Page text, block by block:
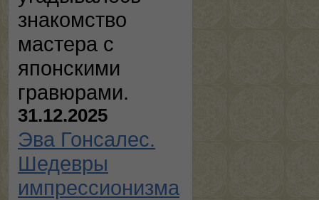
знакомство
мастера с
японскими
гравюрами.
31.12.2025
Эва Гонсалес.
Шедевры
импрессионизма